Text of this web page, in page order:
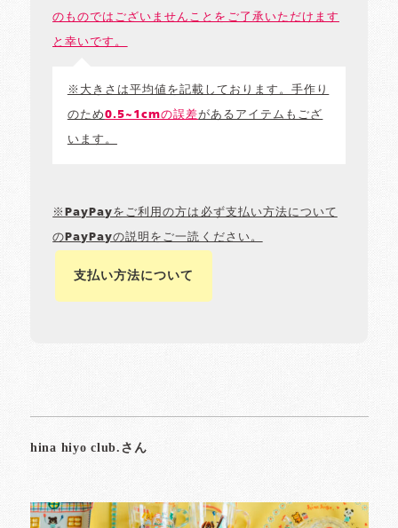
のものではございませんことをご了承いただけます
と幸いです。
※大きさは平均値を記載しております。手作り
のため0.5~1cmの誤差があるアイテムもござ
います。
※PayPayをご利用の方は必ず支払い方法について
のPayPayの説明をご一読ください。
支払い方法について